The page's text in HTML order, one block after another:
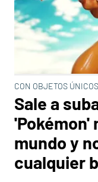
CON OBJETOS ÚNICOS
Sale a
'Pokémon'
mundo y
cualquier